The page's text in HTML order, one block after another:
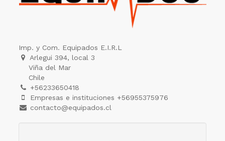
Imp. y Com. Equipados E.I.R.L
Arlegui 394, local 3
Viña del Mar
Chile
+56233650418
Empresas e instituciones +56955375976
contacto@equipados.cl